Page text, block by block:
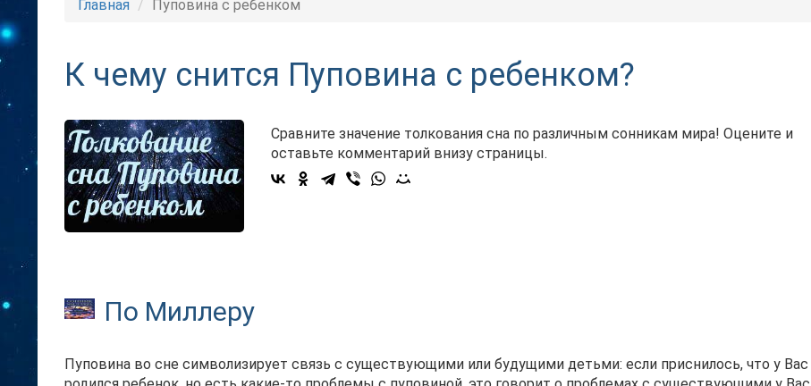
Главная Пуповина с ребенком
К чему снится Пуповина с ребенком?
Сравните значение толкования сна по различным сонникам мира! Оцените и
оставьте комментарий внизу страницы.
По Миллеру
Пуповина во сне символизирует связь с существующими или будущими детьми: если приснилось, что у Вас